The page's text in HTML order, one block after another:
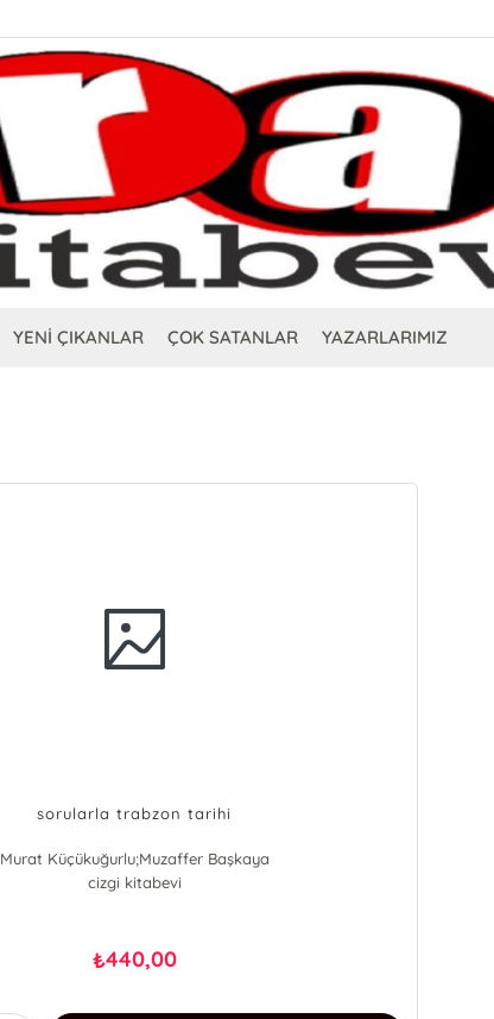
YENİ ÇIKANLAR ÇOK SATANLAR YAZARLARIMIZ
sorularla trabzon tarihi
Murat Küçükuğurlu;Muzaffer Başkaya
cizgi kitabevi
₺440,00